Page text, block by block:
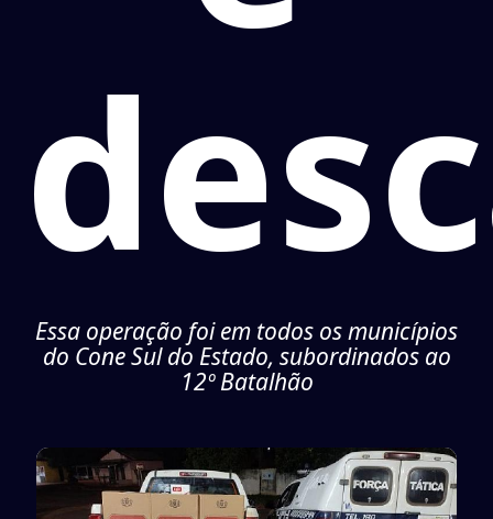
Essa operação foi em todos os municípios
do Cone Sul do Estado, subordinados ao
12º Batalhão